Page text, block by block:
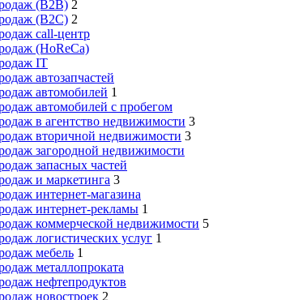
(B2B) 2
(B2C) 2
call-центр
(HoReCa)
IT
автозапчастей
автомобилей 1
автомобилей с пробегом
в агентство недвижимости 3
вторичной недвижимости 3
загородной недвижимости
запасных частей
и маркетинга 3
интернет-магазина
интернет-рекламы 1
коммерческой недвижимости 5
логистических услуг 1
мебель 1
металлопроката
нефтепродуктов
новостроек 2